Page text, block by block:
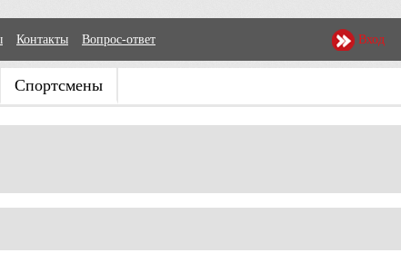
Контакты Вопрос-ответ Вход
Спортсмены